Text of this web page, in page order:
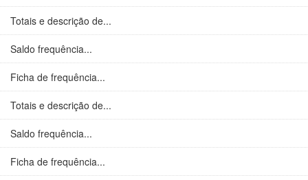
Totais e descrição de...
Saldo frequência...
Ficha de frequência...
Totais e descrição de...
Saldo frequência...
Ficha de frequência...